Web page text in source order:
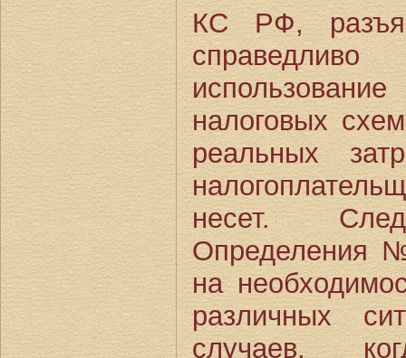
КС РФ,
налоговых
реальных
несет.
Определения
на
различных
случаев,